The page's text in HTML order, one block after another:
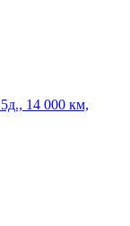
14 000 км,